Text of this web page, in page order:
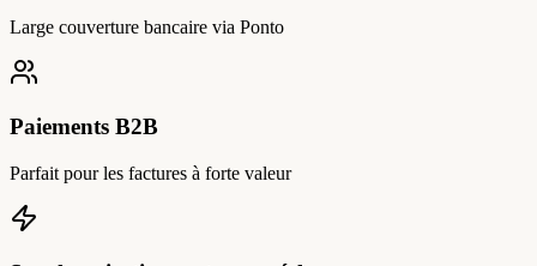
Large couverture bancaire via Ponto
Paiements B2B
Parfait pour les factures à forte valeur